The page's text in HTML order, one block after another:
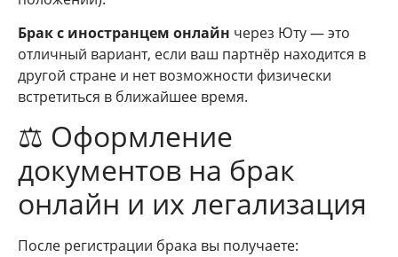
Брак с иностранцем онлайн через Юту — это
отличный вариант, если ваш партнёр находится в
другой стране и нет возможности физически
встретиться в ближайшее время.
⚖️ Оформление
документов на брак
онлайн и их легализация
После регистрации брака вы получаете: